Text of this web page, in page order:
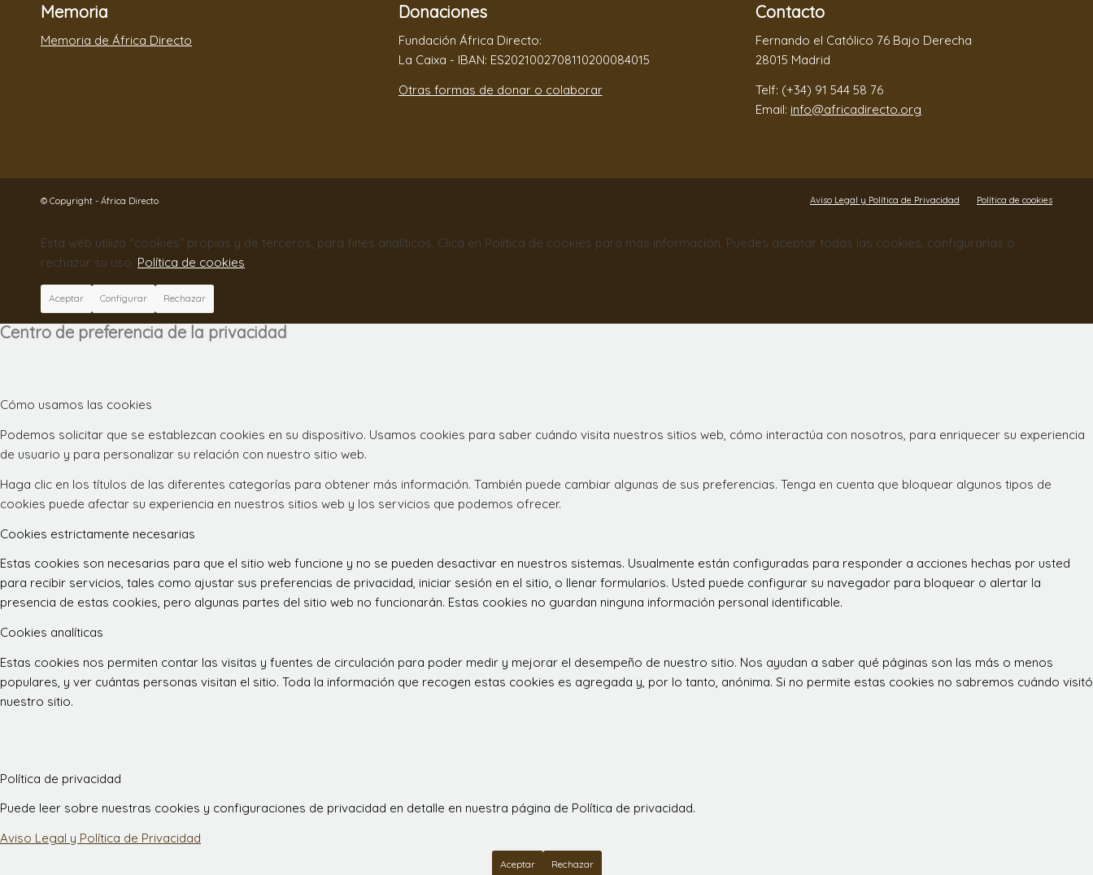
Memoria
Memoria de África Directo
Donaciones
Fundación África Directo:
La Caixa - IBAN: ES2021002708110200084015
Otras formas de donar o colaborar
Contacto
Fernando el Católico 76 Bajo Derecha
28015 Madrid
Telf: (+34) 91 544 58 76
Email: info@africadirecto.org
© Copyright - África Directo Aviso Legal y Política de Privacidad Política de cookies
Esta web utiliza “cookies” propias y de terceros, para fines analíticos. Clica en Política de cookies para más información. Puedes aceptar todas las cookies, configurarlas o
rechazar su uso. Política de cookies
Aceptar Configurar Rechazar
Centro de preferencia de la privacidad
Cómo usamos las cookies
Podemos solicitar que se establezcan cookies en su dispositivo. Usamos cookies para saber cuándo visita nuestros sitios web, cómo interactúa con nosotros, para enriquecer su experiencia
de usuario y para personalizar su relación con nuestro sitio web.
Haga clic en los títulos de las diferentes categorías para obtener más información. También puede cambiar algunas de sus preferencias. Tenga en cuenta que bloquear algunos tipos de
cookies puede afectar su experiencia en nuestros sitios web y los servicios que podemos ofrecer.
Cookies estrictamente necesarias
Estas cookies son necesarias para que el sitio web funcione y no se pueden desactivar en nuestros sistemas. Usualmente están configuradas para responder a acciones hechas por usted
para recibir servicios, tales como ajustar sus preferencias de privacidad, iniciar sesión en el sitio, o llenar formularios. Usted puede configurar su navegador para bloquear o alertar la
presencia de estas cookies, pero algunas partes del sitio web no funcionarán. Estas cookies no guardan ninguna información personal identificable.
Cookies analíticas
Estas cookies nos permiten contar las visitas y fuentes de circulación para poder medir y mejorar el desempeño de nuestro sitio. Nos ayudan a saber qué páginas son las más o menos
populares, y ver cuántas personas visitan el sitio. Toda la información que recogen estas cookies es agregada y, por lo tanto, anónima. Si no permite estas cookies no sabremos cuándo visitó
nuestro sitio.
Política de privacidad
Puede leer sobre nuestras cookies y configuraciones de privacidad en detalle en nuestra página de Política de privacidad.
Aviso Legal y Política de Privacidad
Aceptar Rechazar